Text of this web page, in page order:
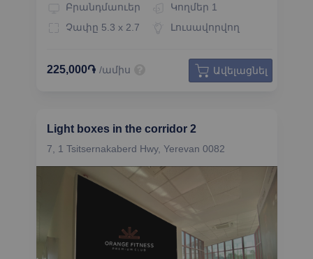
Բրանդմաուեր
Չափը 5.3 x 2.7
Կողմեր 1
Լուսավորվող
Ավելացնել
225,000֏ /ամիս
Light boxes in the corridor 2
7, 1 Tsitsernakaberd Hwy, Yerevan 0082